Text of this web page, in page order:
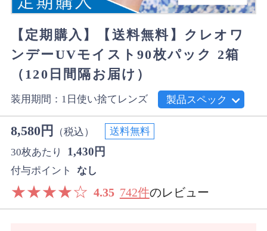
【定期購入】【送料無料】クレオワ
ンデーUVモイスト90枚パック 2箱
（120日間隔お届け）
装用期間：1日使い捨てレンズ 製品スペック
8,580円 （税込）
送料無料
30枚あたり
1,430円
付与ポイント なし
★★★★☆ 4.35 742件のレビュー